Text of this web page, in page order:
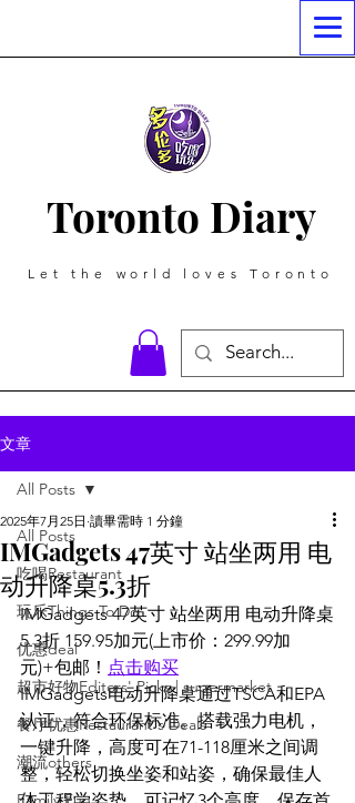
Toronto Diary
Let the world loves Toronto
文章
All Posts
吃喝Restaurant
玩乐Things To Do
优惠deal
超市好物Editors' Picks | supermarket
餐厅优惠Restaurant's Deals
潮流others
All Posts
IMGadgets 47英寸 站坐两用 电
动升降桌5.3折
2025年7月25日 讀畢需時 1 分鐘
IMGadgets 47英寸 站坐两用 电动升降桌
5.3折 159.95加元(上市价：299.99加
元)+包邮！ 点击购买
IMGadgets电动升降桌通过TSCA和EPA
认证，符合环保标准。搭载强力电机，
一键升降，高度可在71-118厘米之间调
整，轻松切换坐姿和站姿，确保最佳人